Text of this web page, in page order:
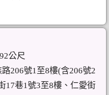
公尺
206號1至8樓(含206號2
17巷1號3至8樓、仁愛街